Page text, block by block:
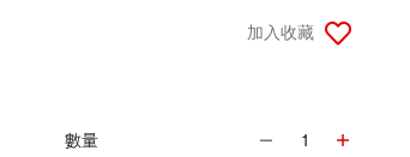
加入收藏
數量 1